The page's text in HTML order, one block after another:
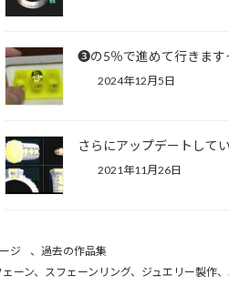
❸の5％で進めて行きます
2024年12月5日
さらにアップデートして
2021年11月26日
ジ 、 過去の作品集
ェーン、スフェーンリング、ジュエリー製作